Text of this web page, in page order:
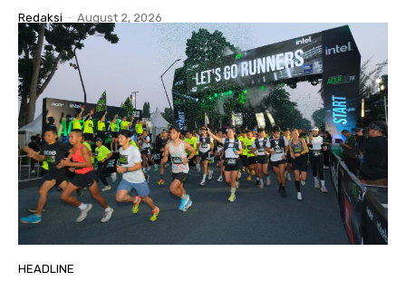
Redaksi - August 2, 2026
HEADLINE